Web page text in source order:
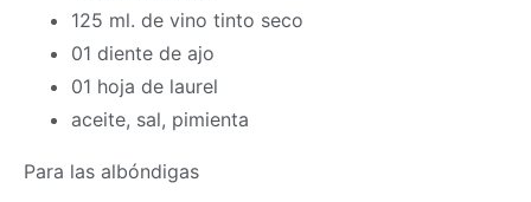
125 ml. de vino tinto seco
01 diente de ajo
01 hoja de laurel
aceite, sal, pimienta
Para las albóndigas